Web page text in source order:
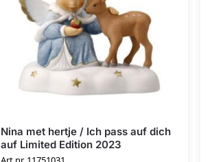
Nina met hertje / Ich pass auf dich
auf Limited Edition 2023